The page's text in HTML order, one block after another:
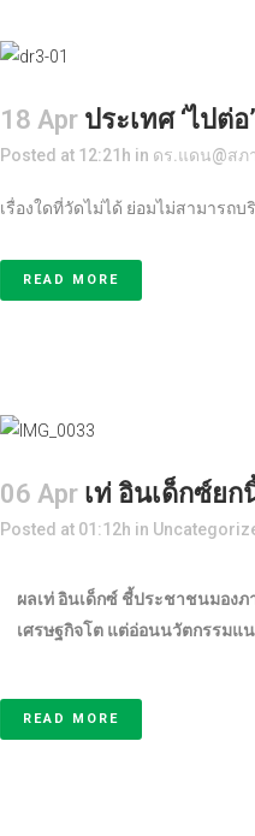
18 Apr ประเทศ ‘ไปต่
Posted at 12:21h in ดร.แดน@ส
เรื่องใดที่วัดไม่ได้ ย่อมไม่สามารถ
READ MORE
06 Apr เท่ อินเด็กซ์ย
Posted at 01:12h in
ผลเท่ อินเด็กซ์ ชี้ประชาชนมอง
เศรษฐกิจโต แต่อ่อนนวัตกรรมแ
READ MORE